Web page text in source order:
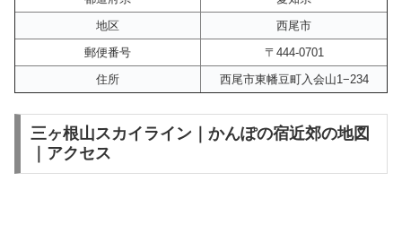
地区
西尾市
郵便番号
〒444-0701
住所
西尾市東幡豆町入会山1−234
三ヶ根山スカイライン｜かんぽの宿近郊の地図
｜アクセス